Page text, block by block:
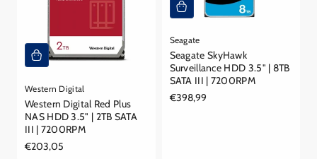
Western Digital
Western Digital Red Plus
NAS HDD 3.5" | 2TB SATA
III | 7200RPM
Reguliere
€203,05
Seagate
Seagate SkyHawk
Surveillance HDD 3.5" | 8TB
SATA III | 7200RPM
Reguliere
€398,99